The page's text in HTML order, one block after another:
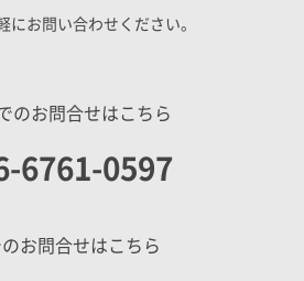
にお問い合わせください。
のお問合せはこちら
6761-0597
のお問合せはこちら